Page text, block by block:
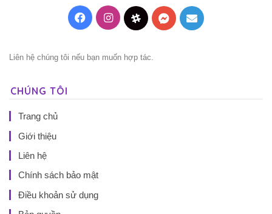
FacebookInstagramThreadsMessenger
Mail
Liên hệ chúng tôi nếu bạn muốn hợp tác.
CHÚNG TÔI
Trang chủ
Giới thiệu
Liên hệ
Chính sách bảo mật
Điều khoản sử dụng